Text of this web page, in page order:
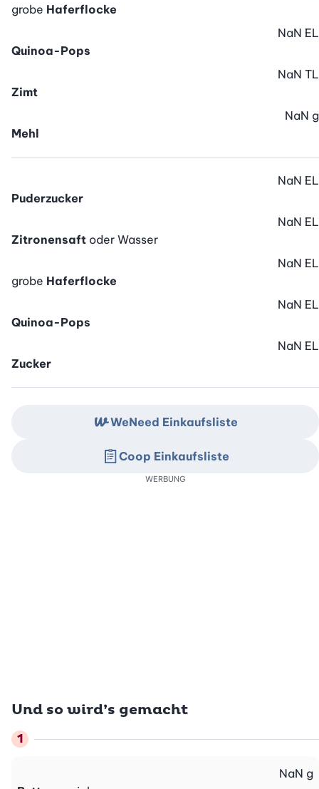
grobe Haferflocke
Quinoa-Pops
NaN EL
Zimt
NaN TL
Mehl
NaN g
Puderzucker
NaN EL
Zitronensaft oder Wasser
NaN EL
grobe Haferflocke
NaN EL
Quinoa-Pops
NaN EL
Zucker
NaN EL
Und so wird’s gemacht
NaN g
WeNeed Einkaufsliste
Coop Einkaufsliste
WERBUNG